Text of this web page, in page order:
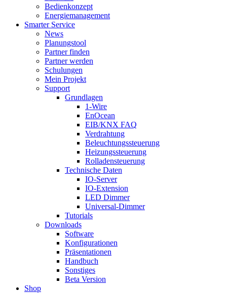
Bedienkonzept
Energiemanagement
Smarter Service
News
Planungstool
Partner finden
Partner werden
Schulungen
Mein Projekt
Support
Grundlagen
1-Wire
EnOcean
EIB/KNX FAQ
Verdrahtung
Beleuchtungssteuerung
Heizungssteuerung
Rolladensteuerung
Technische Daten
IO-Server
IO-Extension
LED Dimmer
Universal-Dimmer
Tutorials
Downloads
Software
Konfigurationen
Präsentationen
Handbuch
Sonstiges
Beta Version
Shop